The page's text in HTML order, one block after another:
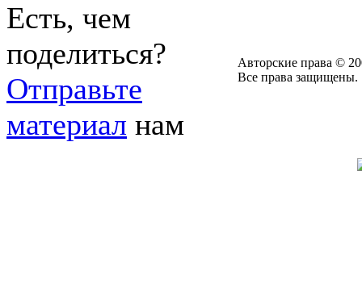
Есть, чем
поделиться?
Отправьте
материал нам
Авторские права ©
Все права защищены.